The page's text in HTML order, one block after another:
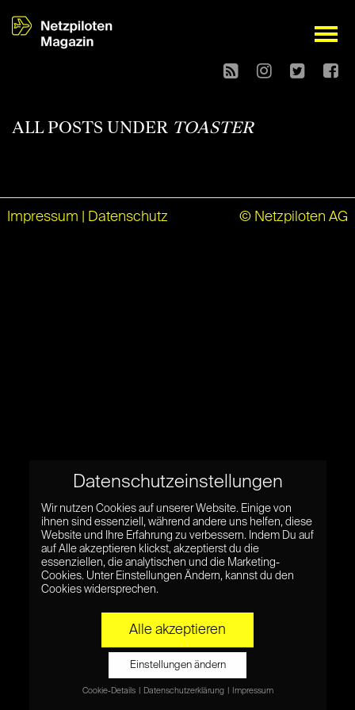
open
ALL POSTS UNDER TOASTER
Impressum Datenschutz © Netzpiloten AG
Datenschutzeinstellungen
Wir nutzen Cookies auf unserer Website. Einige von
ihnen sind essenziell, während andere uns helfen, diese
Website und Ihre Erfahrung zu verbessern. Indem Du auf
auf Alle akzeptieren klickst, akzeptierst du die
essenziellen, die analytischen und die Marketing-
Cookies. Unter Einstellungen Ändern, kannst du den
Cookies widersprechen.
Alle akzeptieren
Einstellungen ändern
Cookie-Details Datenschutzerklärung Impressum